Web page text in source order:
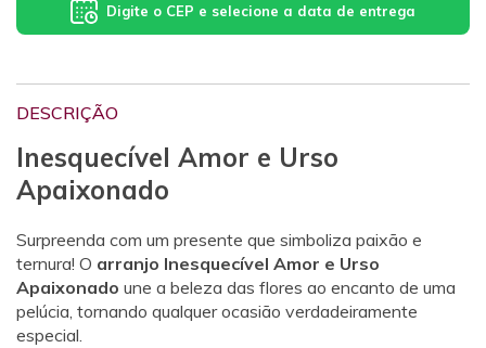
Digite o CEP e selecione a data de entrega
DESCRIÇÃO
Inesquecível Amor e Urso
Apaixonado
Surpreenda com um presente que simboliza paixão e
ternura! O arranjo Inesquecível Amor e Urso
Apaixonado une a beleza das flores ao encanto de uma
pelúcia, tornando qualquer ocasião verdadeiramente
especial.